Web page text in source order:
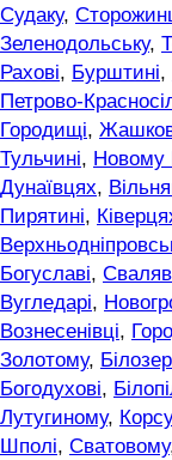
Судаку,
Зеленодольську,
Рахові, Бурштині,
Петрово-
Городищі,
Тульчині, Новому
Дунаївцях,
Пирятині,
Богуславі,
Вугледарі,
Вознесенівці,
Золотому,
Богодухові,
Лутугиному,
Шполі, Сватовому